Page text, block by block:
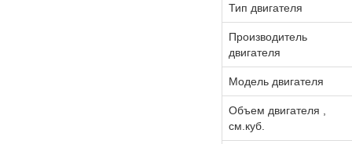
Тип двигателя
Производитель
двигателя
Модель двигателя
Объем двигателя ,
см.куб.